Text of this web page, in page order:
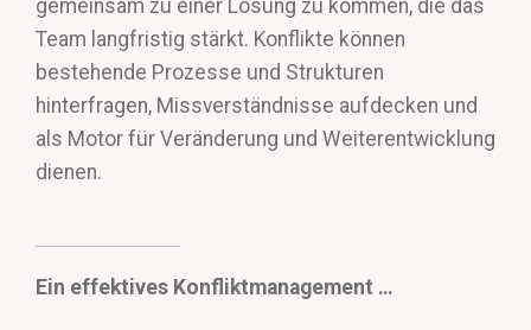
gemeinsam zu einer Lösung zu kommen, die das
Team langfristig stärkt. Konflikte können
bestehende Prozesse und Strukturen
hinterfragen, Missverständnisse aufdecken und
als Motor für Veränderung und Weiterentwicklung
dienen.
Ein effektives Konfliktmanagement …